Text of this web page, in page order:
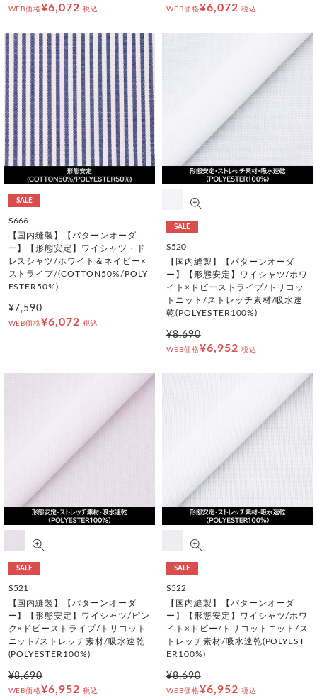
WEB価格¥6,072 税込 WEB価格¥6,072 税込
SALE
S666
【国内縫製】【パターンオーダ
ー】【形態安定】ワイシャツ・ド
レスシャツ/ホワイト＆ネイビー×
ストライプ/(COTTON50%/POLY
ESTER50%)
¥7,590
WEB価格¥6,072 税込
SALE
S520
【国内縫製】【パターンオーダ
ー】【形態安定】ワイシャツ/ホワ
イト×ドビーストライプ/トリコッ
トニット/ストレッチ素材/吸水速
乾(POLYESTER100%)
¥8,690
WEB価格¥6,952 税込
SALE
S521
【国内縫製】【パターンオーダ
ー】【形態安定】ワイシャツ/ピン
ク×ドビーストライプ/トリコット
ニット/ストレッチ素材/吸水速乾
(POLYESTER100%)
¥8,690
WEB価格¥6,952 税込
SALE
S522
【国内縫製】【パターンオーダ
ー】【形態安定】ワイシャツ/ホワ
イト×ドビー/トリコットニット/ス
トレッチ素材/吸水速乾(POLYEST
ER100%)
¥8,690
WEB価格¥6,952 税込